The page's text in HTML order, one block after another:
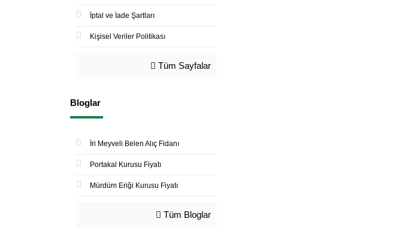
İptal ve İade Şartları
Kişisel Veriler Politikası
Tüm Sayfalar
Bloglar
İri Meyveli Belen Alıç Fidanı
Portakal Kurusu Fiyatı
Mürdüm Eriği Kurusu Fiyatı
Tüm Bloglar